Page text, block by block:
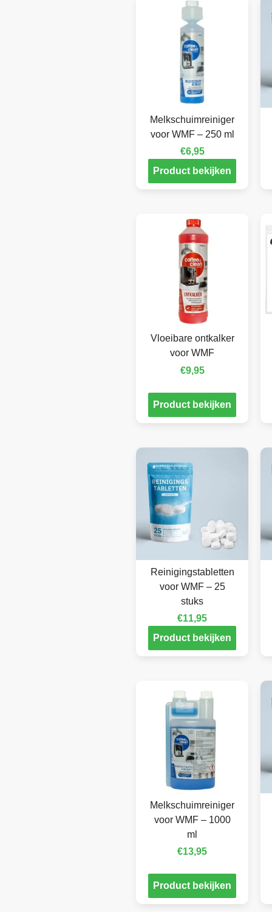
Melkschuimreiniger
voor WMF – 250 ml
€6,95
Product bekijken
Vloeibare ontkalker
voor WMF
€9,95
Product bekijken
Reinigingstabletten
voor WMF – 25
stuks
€11,95
Product bekijken
Melkschuimreiniger
voor WMF – 1000
ml
€13,95
Product bekijken